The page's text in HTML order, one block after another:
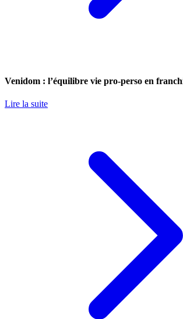
Venidom : l’équilibre vie pro-perso en
Lire la suite